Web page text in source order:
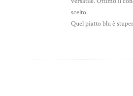
scelto.
Quel piatto blu è